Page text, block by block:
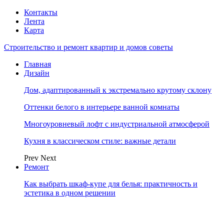
Контакты
Лента
Карта
Строительство и ремонт квартир и домов советы
Главная
Дизайн
Дом, адаптированный к экстремально крутому склону
Оттенки белого в интерьере ванной комнаты
Многоуровневый лофт с индустриальной атмосферой
Кухня в классическом стиле: важные детали
Prev Next
Ремонт
Как выбрать шкаф-купе для белья: практичность и
эстетика в одном решении